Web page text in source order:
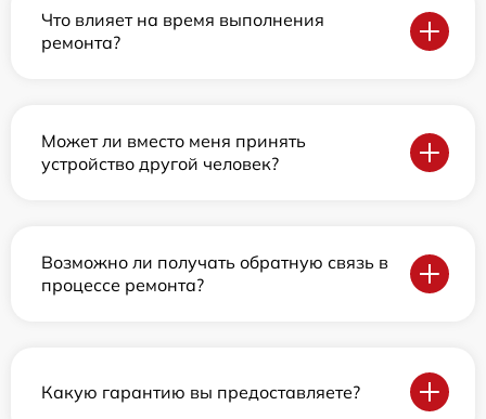
Что влияет на время выполнения
ремонта?
Может ли вместо меня принять
устройство другой человек?
Возможно ли получать обратную связь в
процессе ремонта?
Какую гарантию вы предоставляете?